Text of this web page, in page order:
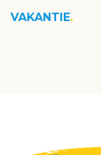
VAKANTIE